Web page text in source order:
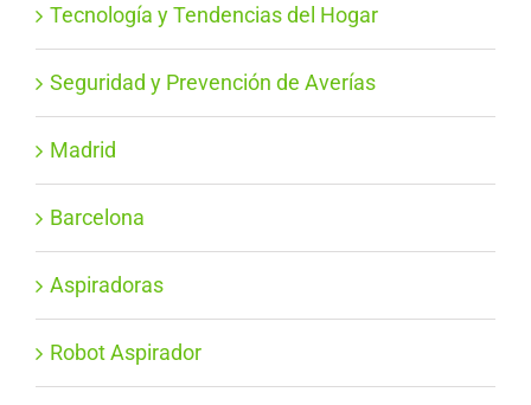
Tecnología y Tendencias del Hogar
Seguridad y Prevención de Averías
Madrid
Barcelona
Aspiradoras
Robot Aspirador